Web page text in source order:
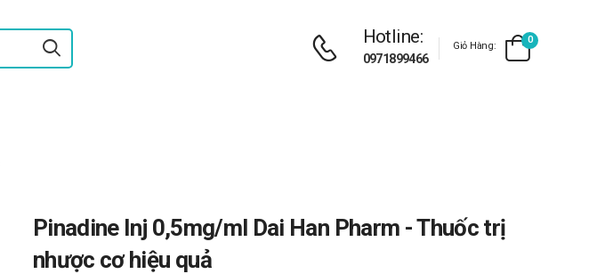
Hotline:
0971899466
Giỏ Hàng:
0
Pinadine Inj 0,5mg/ml Dai Han Pharm - Thuốc trị
nhược cơ hiệu quả